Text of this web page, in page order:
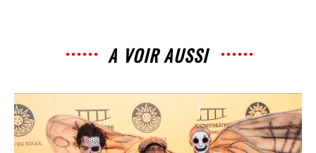
A VOIR AUSSI